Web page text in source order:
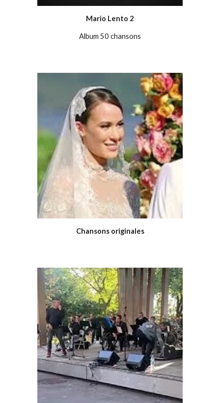
Mario Lento 2
Album 50 chansons
Chansons originales